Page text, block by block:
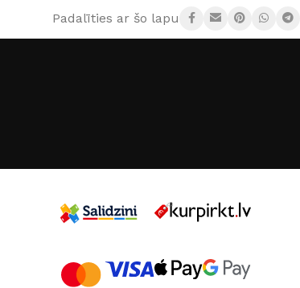
Padalīties ar šo lapu: